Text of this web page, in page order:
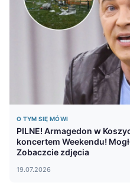
O TYM SIĘ MÓWI
PILNE! Armagedon w
koncertem Weekendu!
Zobaczcie zdjęcia
19.07.2026